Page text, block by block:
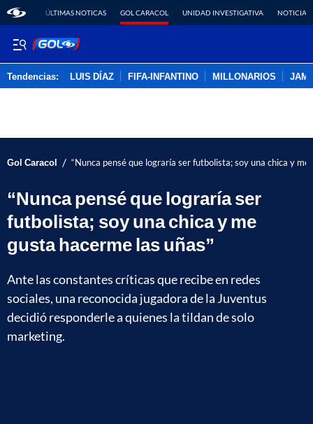
ÚLTIMAS NOTICAS GOL CARACOL UNIDAD INVESTIGATIVA NOTICIAS
Tendencias: LUIS DÍAZ FIFA-INFANTINO MILLONARIOS
Gol Caracol / “Nunca pensé que lograría ser futbolista; soy una chica y me
“Nunca pensé que lograría ser
futbolista; soy una chica y me
gusta hacerme las uñas”
Ante las constantes críticas que recibe en redes
sociales, una reconocida jugadora de la Juventus
decidió responderle a quienes la tildan de solo
marketing.